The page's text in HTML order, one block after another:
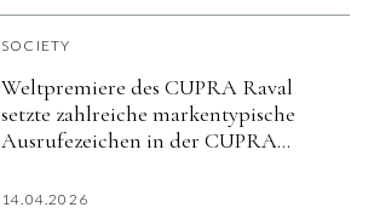
SOCIETY
Weltpremiere des CUPRA Raval
setzte zahlreiche markentypische
Ausrufezeichen in der CUPRA
14.04.2026